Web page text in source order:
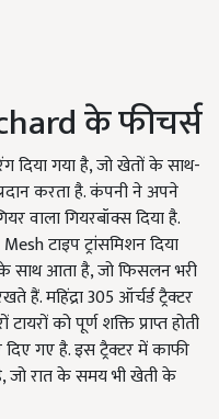
के फीचर्स
दिया गया है, जो खेतों के साथ-
करता है. कंपनी ने अपने
वाला गियरबॉक्स दिया है.
टाइप ट्रांसमिशन दिया
साथ आता है, जो फिसलन भरी
महिंद्रा 305 ऑर्चर्ड ट्रैक्टर
को पूर्ण शक्ति प्राप्त होती
दिए गए है. इस ट्रैक्टर में काफी
जो रात के समय भी खेती के